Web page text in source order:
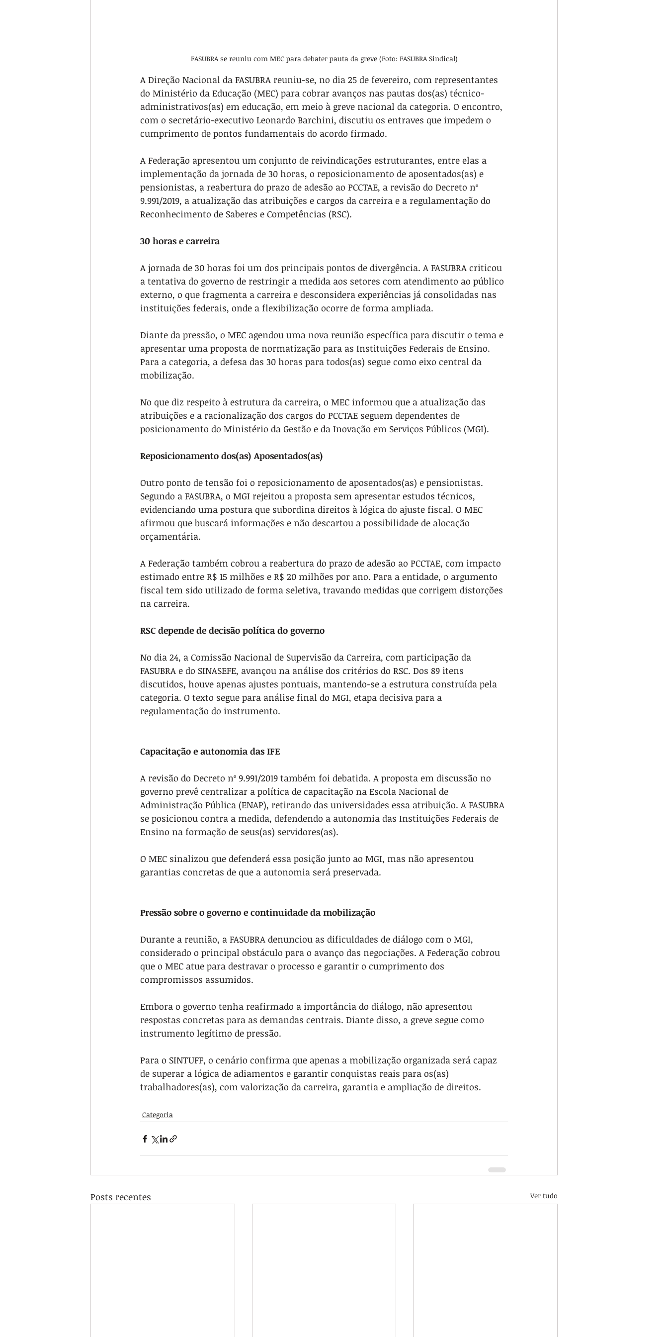
FASUBRA se reuniu com MEC para debater pauta da greve (Foto: FASUBRA Sindical)
A Direção Nacional da FASUBRA reuniu-se, no dia 25 de fevereiro, com representantes
do Ministério da Educação (MEC) para cobrar avanços nas pautas dos(as) técnico-
administrativos(as) em educação, em meio à greve nacional da categoria. O encontro,
com o secretário-executivo Leonardo Barchini, discutiu os entraves que impedem o
cumprimento de pontos fundamentais do acordo firmado.
A Federação apresentou um conjunto de reivindicações estruturantes, entre elas a
implementação da jornada de 30 horas, o reposicionamento de aposentados(as) e
pensionistas, a reabertura do prazo de adesão ao PCCTAE, a revisão do Decreto nº
9.991/2019, a atualização das atribuições e cargos da carreira e a regulamentação do
Reconhecimento de Saberes e Competências (RSC).
30 horas e carreira
A jornada de 30 horas foi um dos principais pontos de divergência. A FASUBRA criticou
a tentativa do governo de restringir a medida aos setores com atendimento ao público
externo, o que fragmenta a carreira e desconsidera experiências já consolidadas nas
instituições federais, onde a flexibilização ocorre de forma ampliada.
Diante da pressão, o MEC agendou uma nova reunião específica para discutir o tema e
apresentar uma proposta de normatização para as Instituições Federais de Ensino.
Para a categoria, a defesa das 30 horas para todos(as) segue como eixo central da
mobilização.
No que diz respeito à estrutura da carreira, o MEC informou que a atualização das
atribuições e a racionalização dos cargos do PCCTAE seguem dependentes de
posicionamento do Ministério da Gestão e da Inovação em Serviços Públicos (MGI).
Reposicionamento dos(as) Aposentados(as)
Outro ponto de tensão foi o reposicionamento de aposentados(as) e pensionistas.
Segundo a FASUBRA, o MGI rejeitou a proposta sem apresentar estudos técnicos,
evidenciando uma postura que subordina direitos à lógica do ajuste fiscal. O MEC
afirmou que buscará informações e não descartou a possibilidade de alocação
orçamentária.
A Federação também cobrou a reabertura do prazo de adesão ao PCCTAE, com impacto
estimado entre R$ 15 milhões e R$ 20 milhões por ano. Para a entidade, o argumento
fiscal tem sido utilizado de forma seletiva, travando medidas que corrigem distorções
na carreira.
RSC depende de decisão política do governo
No dia 24, a Comissão Nacional de Supervisão da Carreira, com participação da
FASUBRA e do SINASEFE, avançou na análise dos critérios do RSC. Dos 89 itens
discutidos, houve apenas ajustes pontuais, mantendo-se a estrutura construída pela
categoria. O texto segue para análise final do MGI, etapa decisiva para a
regulamentação do instrumento.
Capacitação e autonomia das IFE
A revisão do Decreto nº 9.991/2019 também foi debatida. A proposta em discussão no
governo prevê centralizar a política de capacitação na Escola Nacional de
Administração Pública (ENAP), retirando das universidades essa atribuição. A FASUBRA
se posicionou contra a medida, defendendo a autonomia das Instituições Federais de
Ensino na formação de seus(as) servidores(as).
O MEC sinalizou que defenderá essa posição junto ao MGI, mas não apresentou
garantias concretas de que a autonomia será preservada.
Pressão sobre o governo e continuidade da mobilização
Durante a reunião, a FASUBRA denunciou as dificuldades de diálogo com o MGI,
considerado o principal obstáculo para o avanço das negociações. A Federação cobrou
que o MEC atue para destravar o processo e garantir o cumprimento dos
compromissos assumidos.
Embora o governo tenha reafirmado a importância do diálogo, não apresentou
respostas concretas para as demandas centrais. Diante disso, a greve segue como
instrumento legítimo de pressão.
Para o SINTUFF, o cenário confirma que apenas a mobilização organizada será capaz
de superar a lógica de adiamentos e garantir conquistas reais para os(as)
trabalhadores(as), com valorização da carreira, garantia e ampliação de direitos.
Categoria
Posts recentes Ver tudo